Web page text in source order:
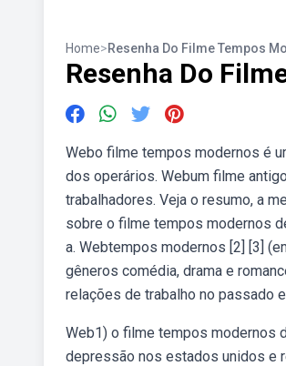
Home>Resenha Do Filme Tempos
Resenha Do
Webo filme tempos modernos é
dos operários. Webum filme
trabalhadores. Veja o resumo, a
sobre o filme tempos modernos
a. Webtempos modernos [2] [3]
gêneros comédia, drama e
relações de trabalho no passado
Web1) o filme tempos modernos
depressão nos estados unidos e